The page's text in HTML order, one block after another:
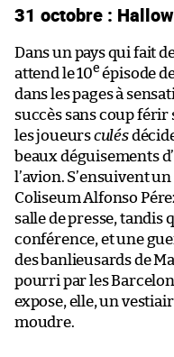
31 octobre :
Dans un pays qui fait
attend le 10e épisode
dans les pages à
succès sans coup férir
les joueursculés
beaux déguisements
l’avion. S’ensuivent
Coliseum Alfonso
salle de presse, tandis
conférence, et une
des banlieusards de
pourri par les
expose, elle, un
moudre.